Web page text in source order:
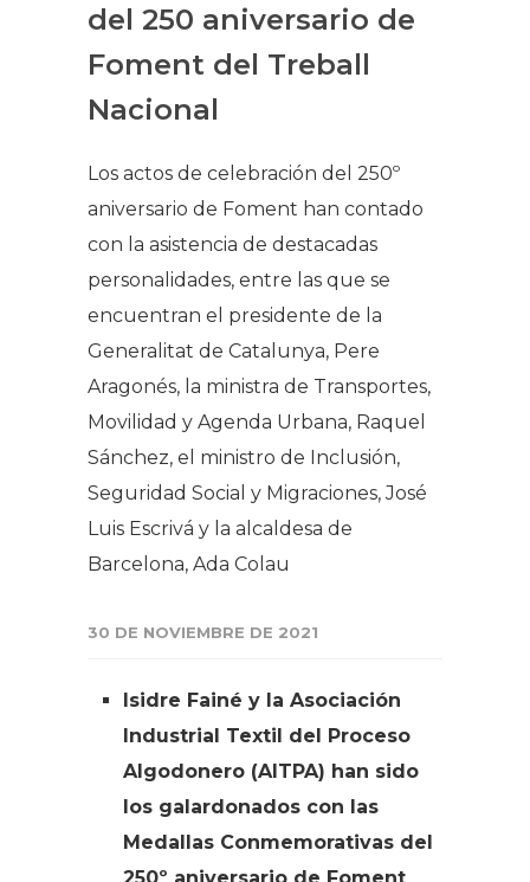
del 250 aniversario de
Foment del Treball
Nacional
Los actos de celebración del 250º
aniversario de Foment han contado
con la asistencia de destacadas
personalidades, entre las que se
encuentran el presidente de la
Generalitat de Catalunya, Pere
Aragonés, la ministra de Transportes,
Movilidad y Agenda Urbana, Raquel
Sánchez, el ministro de Inclusión,
Seguridad Social y Migraciones, José
Luis Escrivá y la alcaldesa de
Barcelona, Ada Colau
30 DE NOVIEMBRE DE 2021
Isidre Fainé y la Asociación
Industrial Textil del Proceso
Algodonero (AITPA) han sido
los galardonados con las
Medallas Conmemorativas del